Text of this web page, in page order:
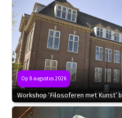
Op 8 augustus 2026
Workshop ‘Filosoferen met Kunst’